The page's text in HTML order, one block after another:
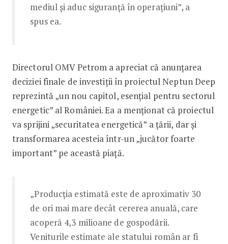
mediul şi aduc siguranţă în operaţiuni”, a
spus ea.
Directorul OMV Petrom a apreciat că anunţarea
deciziei finale de investiţii în proiectul Neptun Deep
reprezintă „un nou capitol, esenţial pentru sectorul
energetic” al României. Ea a menţionat că proiectul
va sprijini „securitatea energetică” a ţării, dar şi
transformarea acesteia într-un „jucător foarte
important” pe această piaţă.
„Producţia estimată este de aproximativ 30
de ori mai mare decât cererea anuală, care
acoperă 4,3 milioane de gospodării.
Veniturile estimate ale statului român ar fi